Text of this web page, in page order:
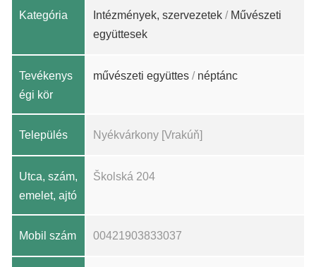
Kategória Intézmények, szervezetek / Művészeti
együttesek
Tevékenys
égi kör
művészeti együttes / néptánc
Település Nyékvárkony [Vrakúň]
Utca, szám,
emelet, ajtó
Školská 204
Mobil szám 00421903833037